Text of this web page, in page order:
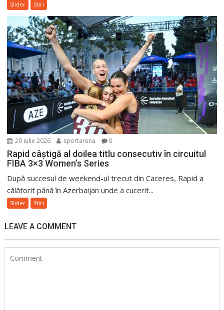
Slider Stiri
20 iulie 2026 sportarena 0
Rapid câștigă al doilea titlu consecutiv în circuitul
FIBA 3×3 Women’s Series
După succesul de weekend-ul trecut din Caceres, Rapid a
călătorit până în Azerbaijan unde a cucerit...
Slider Stiri
LEAVE A COMMENT